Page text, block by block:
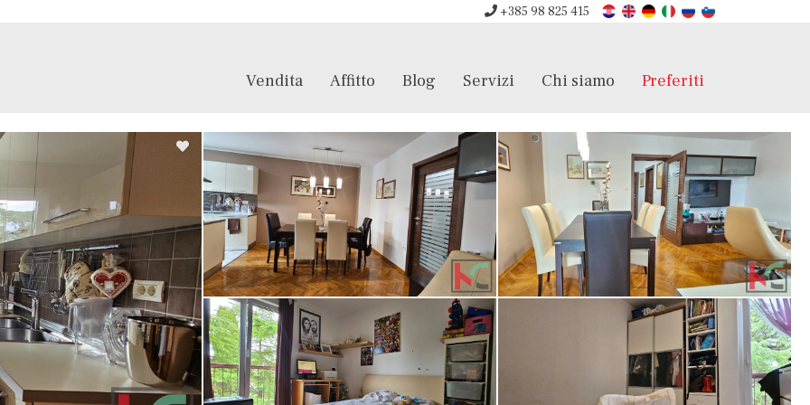
+385 98 825 415
Vendita Affitto Blog Servizi Chi siamo Preferiti